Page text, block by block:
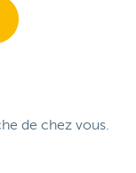
de chez vous.